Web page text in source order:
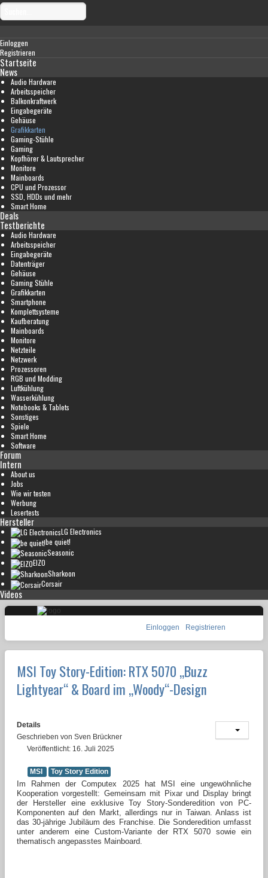
Einloggen
Registrieren
Startseite
News
Audio Hardware
Arbeitsspeicher
Balkonkraftwerk
Eingabegeräte
Gehäuse
Grafikkarten
Gaming-Stühle
Gaming
Kopfhörer & Lautsprecher
Monitore
Mainboards
CPU und Prozessor
SSD, HDDs und mehr
Smart Home
Deals
Testberichte
Audio Hardware
Arbeitsspeicher
Eingabegeräte
Datenträger
Gehäuse
Gaming Stühle
Grafikkarten
Smartphone
Komplettsysteme
Kaufberatung
Mainboards
Monitore
Netzteile
Netzwerk
Prozessoren
RGB und Modding
Luftkühlung
Wasserkühlung
Notebooks & Tablets
Sonstiges
Spiele
Smart Home
Software
Forum
Intern
About us
Jobs
Wie wir testen
Werbung
Lesertests
Hersteller
LG Electronics
be quiet!
Seasonic
EIZO
Sharkoon
Corsair
Videos
Einloggen Registrieren
MSI Toy Story-Edition: RTX 5070 „Buzz
Lightyear“ & Board im „Woody“-Design
Details
Geschrieben von Sven Brückner
Veröffentlicht: 16. Juli 2025
MSI Toy Story Edition
Im Rahmen der Computex 2025 hat MSI eine ungewöhnliche
Kooperation vorgestellt: Gemeinsam mit Pixar und Display bringt
der Hersteller eine exklusive Toy Story-Sonderedition von PC-
Komponenten auf den Markt, allerdings nur in Taiwan. Anlass ist
das 30-jährige Jubiläum des Franchise. Die Sonderedition umfasst
unter anderem eine Custom-Variante der RTX 5070 sowie ein
thematisch angepasstes Mainboard.